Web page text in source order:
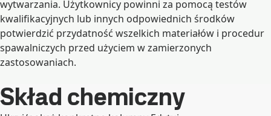
wytwarzania. Użytkownicy powinni za pomocą testów
kwalifikacyjnych lub innych odpowiednich środków
potwierdzić przydatność wszelkich materiałów i procedur
spawalniczych przed użyciem w zamierzonych
zastosowaniach.
Skład chemiczny